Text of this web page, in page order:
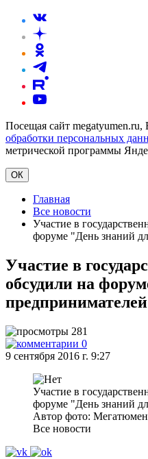
Посещая сайт megatyumen.ru,
обработки персональных
метрической программы
ОК
Главная
Все новости
Участие в
форуме "День знаний
Участие в
обсудили на
281
0
9 сентября 2016 г. 9:27
Участие в
форуме "День знаний
Автор фото:
Все новости